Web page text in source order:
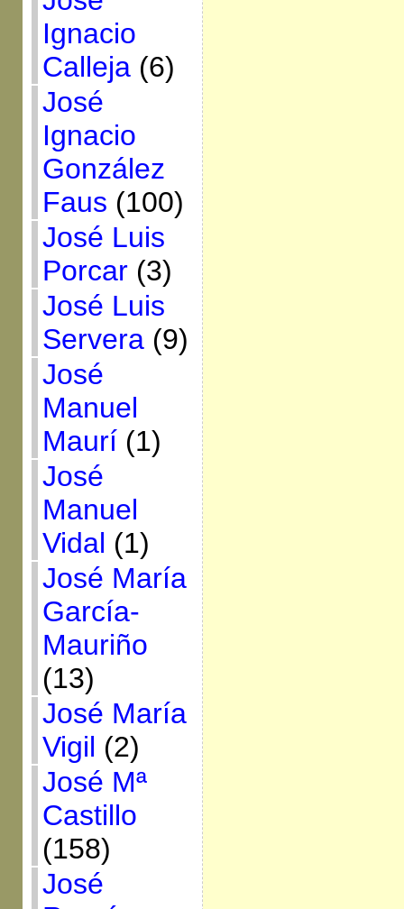
Ignacio
Calleja(6)
José
Ignacio
González
Faus (100)
José Luis
Porcar(3)
José Luis
Servera(9)
José
Manuel
Maurí(1)
José
Manuel
Vidal (1)
José María
García-
Mauriño
(13)
José María
Vigil (2)
José Mª
Castillo
(158)
José